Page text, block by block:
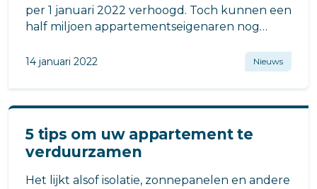
per 1 januari 2022 verhoogd. Toch kunnen een
half miljoen appartementseigenaren nog
energielabel.
14 januari 2022 Nieuws
5 tips om uw appartement te
verduurzamen
Het lijkt alsof isolatie, zonnepanelen en andere